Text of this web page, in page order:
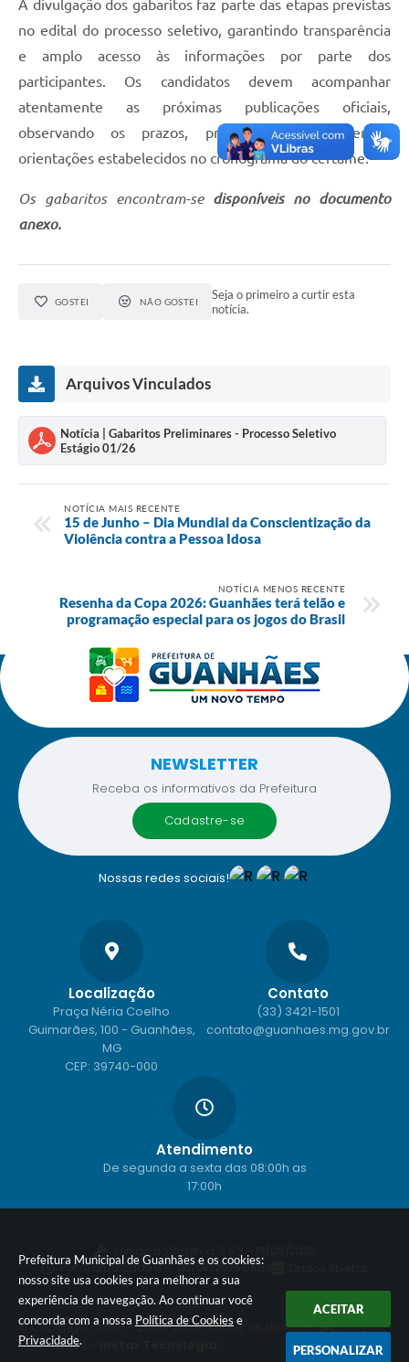
Prefeitura Municipal de Guanhães e os cookies:
nosso site usa cookies para melhorar a sua
experiência de navegação. Ao continuar você
concorda com a nossa Política de Cookies e
Privacidade.
ACEITAR
PERSONALIZAR
A divulgação dos gabaritos faz parte das etapas previstas
no edital do processo seletivo, garantindo transparência
e amplo acesso às informações por parte dos
participantes. Os candidatos devem acompanhar
atentamente as próximas publicações oficiais,
observando os prazos, procedimentos e demais
orientações estabelecidos no cronograma do certame.
Os gabaritos encontram-se disponíveis no documento
anexo.
GOSTEI NÃO GOSTEI
Seja o primeiro a curtir esta
notícia.
Arquivos Vinculados
Notícia | Gabaritos Preliminares - Processo Seletivo
Estágio 01/26
NOTÍCIA MAIS RECENTE
15 de Junho – Dia Mundial da Conscientização da
Violência contra a Pessoa Idosa
NOTÍCIA MENOS RECENTE
Resenha da Copa 2026: Guanhães terá telão e
programação especial para os jogos do Brasil
Nossas redes sociais!
NEWSLETTER
Receba os informativos da Prefeitura
cadastre-se
Localização
Praça Néria Coelho
Guimarães, 100 - Guanhães,
MG
CEP: 39740-000
Contato
(33) 3421-1501
contato@guanhaes.mg.gov.br
Atendimento
De segunda a sexta das 08:00h as
17:00h
Portal atualizado em:06/08/2026 08:53
© Copyright Instar - 2006-2026. Todos os direitos
reservados -